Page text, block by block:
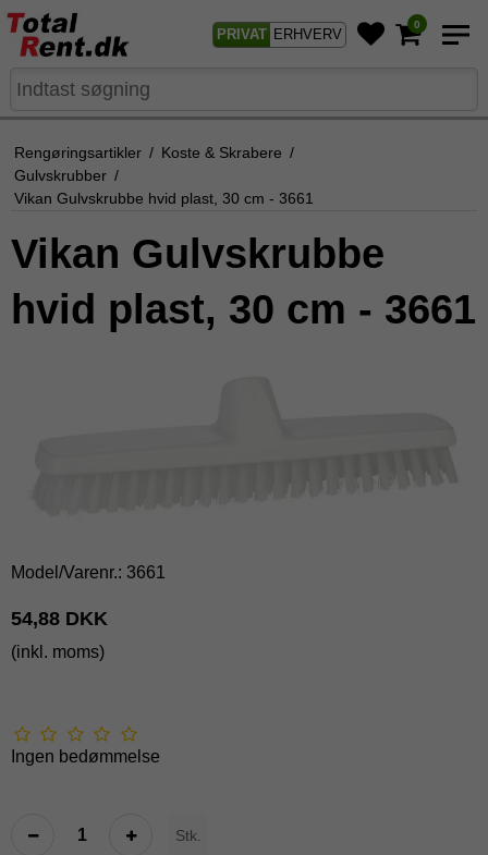
PRIVAT ERHVERV
0
Rengøringsartikler / Koste & Skrabere /
Gulvskrubber /
Vikan Gulvskrubbe hvid plast, 30 cm - 3661
Vikan Gulvskrubbe
hvid plast, 30 cm - 3661
Model/Varenr.: 3661
54,88 DKK
(inkl. moms)
Ingen bedømmelse
Stk.